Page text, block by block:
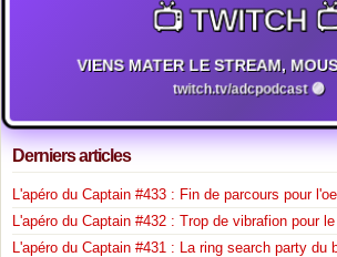
📺 TWITCH
VIENS MATER LE STREAM,
twitch.tv/adcpodcast 🟣
Derniers articles
L'apéro du Captain #433 : Fin de parcours pour
L'apéro du Captain #432 : Trop de vibrafion pour
L'apéro du Captain #431 : La ring search party du